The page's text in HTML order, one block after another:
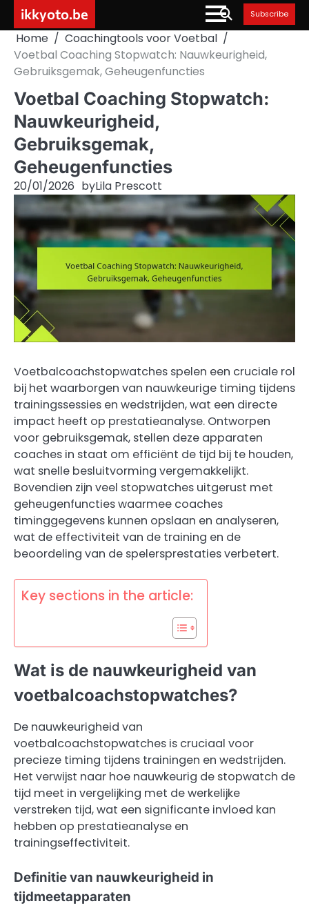
content
ikkyoto.be Subscribe
Home
Coachingtools voor Voetbal
Voetbal Coaching Stopwatch: Nauwkeurigheid,
Gebruiksgemak, Geheugenfuncties
Voetbal Coaching Stopwatch:
Nauwkeurigheid,
Gebruiksgemak,
Geheugenfuncties
20/01/2026 byLila Prescott
Voetbalcoachstopwatches spelen een cruciale rol
bij het waarborgen van nauwkeurige timing tijdens
trainingssessies en wedstrijden, wat een directe
impact heeft op prestatieanalyse. Ontworpen
voor gebruiksgemak, stellen deze apparaten
coaches in staat om efficiënt de tijd bij te houden,
wat snelle besluitvorming vergemakkelijkt.
Bovendien zijn veel stopwatches uitgerust met
geheugenfuncties waarmee coaches
timinggegevens kunnen opslaan en analyseren,
wat de effectiviteit van de training en de
beoordeling van de spelersprestaties verbetert.
Key sections in the article:
Wat is de nauwkeurigheid van
voetbalcoachstopwatches?
De nauwkeurigheid van
voetbalcoachstopwatches is cruciaal voor
precieze timing tijdens trainingen en wedstrijden.
Het verwijst naar hoe nauwkeurig de stopwatch de
tijd meet in vergelijking met de werkelijke
verstreken tijd, wat een significante invloed kan
hebben op prestatieanalyse en
trainingseffectiviteit.
Definitie van nauwkeurigheid in
tijdmeetapparaten